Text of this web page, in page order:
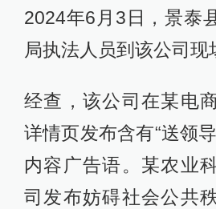
2024年6月3日，景泰
局执法人员到该公司现
经查，该公司在某电
详情页发布含有“送领
内容广告语。某农业
司发布妨碍社会公共